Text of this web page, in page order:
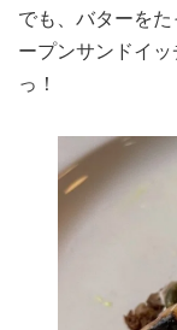
でも、バターを
ープンサンドイ
っ！